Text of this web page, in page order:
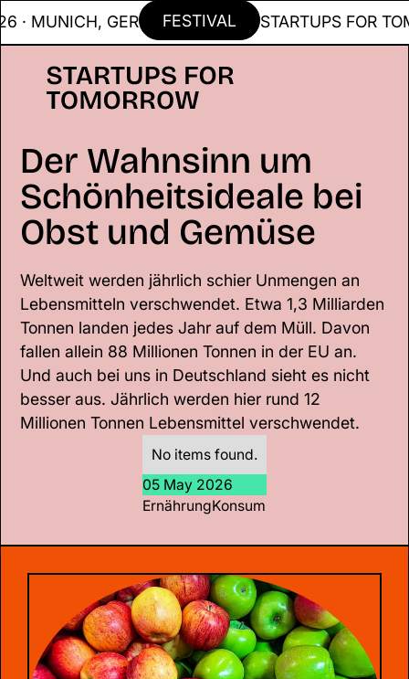
GER FESTIVAL STARTUPS FOR
Der Wahnsinn um
Schönheitsideale bei
Obst und Gemüse
Weltweit werden jährlich schier Unmengen an
Lebensmitteln verschwendet. Etwa 1,3 Milliarden
Tonnen landen jedes Jahr auf dem Müll. Davon
fallen allein 88 Millionen Tonnen in der EU an.
Und auch bei uns in Deutschland sieht es nicht
besser aus. Jährlich werden hier rund 12
Millionen Tonnen Lebensmittel verschwendet.
No items found.
05 May 2026
ErnährungKonsum